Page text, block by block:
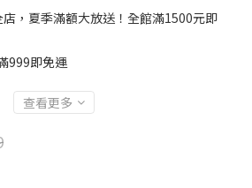
店，夏季滿額大放送！全館滿1500元即
999即免運
查看更多